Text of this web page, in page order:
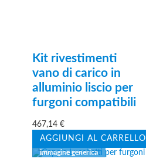
Kit rivestimenti
vano di carico in
alluminio liscio per
furgoni compatibili
467,14€
AGGIUNGI AL CARRELLO